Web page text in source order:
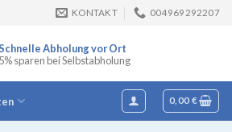
KONTAKT 004969292207
Abholung vor Ort
5% sparen bei Selbstabholung
0,00 €